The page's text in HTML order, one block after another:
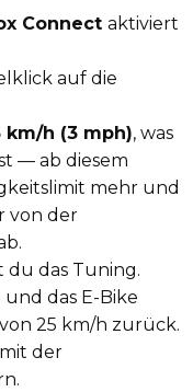
Connect aktiviert
auf die
km/h (3 mph), was
— ab diesem
mehr und
von der
du das Tuning.
und das E-Bike
25 km/h zurück.
der